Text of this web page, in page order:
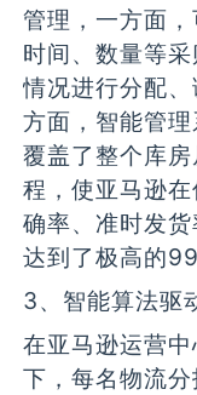
管理，一方面
时间、数量等
情况进行分配
方面，智能管
覆盖了整个库
程，使亚马逊
确率、准时发
达到了极高的
3、智能算法驱
在亚马逊运营
下，每名物流